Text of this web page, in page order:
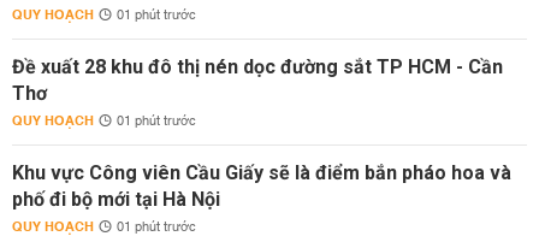
QUY HOẠCH 01 phút trước
Đề xuất 28 khu đô thị nén dọc đường sắt TP HCM - Cần
Thơ
QUY HOẠCH 01 phút trước
Khu vực Công viên Cầu Giấy sẽ là điểm bắn pháo hoa và
phố đi bộ mới tại Hà Nội
QUY HOẠCH 01 phút trước